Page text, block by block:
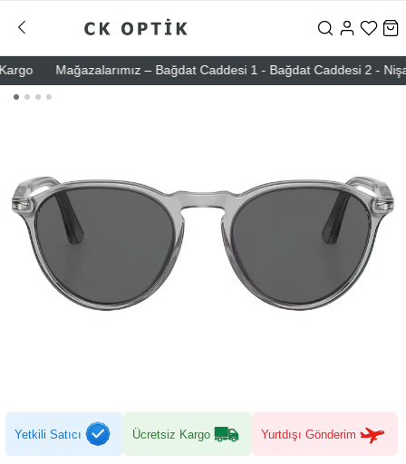
Mağazalarımız – Bağdat Caddesi 1 - Bağdat Caddesi 2 -
Yetkili Satıcı Ücretsiz Kargo Yurtdışı Gönderim